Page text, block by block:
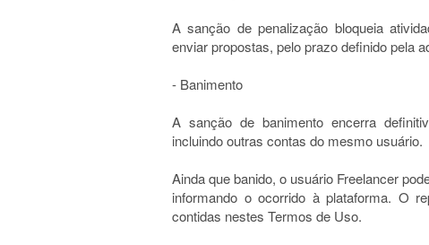
A sanção de penalização bloqueia
enviar propostas, pelo prazo definido pela
- Banimento
A sanção de banimento encerra
incluindo outras contas do mesmo usuário.
Ainda que banido, o usuário Freelancer
informando o ocorrido à plataforma. O
contidas nestes Termos de Uso.